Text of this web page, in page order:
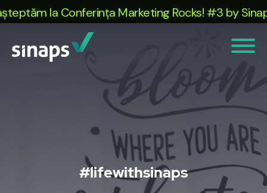
la Conferința Marketing Rocks! #3 by Sinaps.
#lifewithsinaps